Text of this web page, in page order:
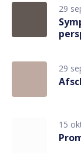
29
29
15